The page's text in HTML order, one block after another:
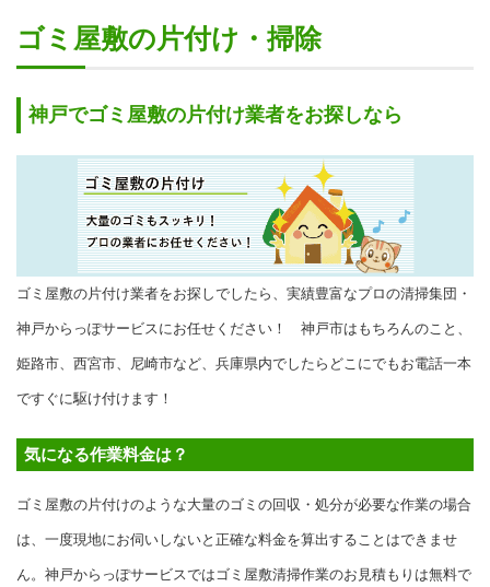
ゴミ屋敷の片付け・掃除
神戸でゴミ屋敷の片付け業者をお探しなら
ゴミ屋敷の片付け業者をお探しでしたら、実績豊富なプロの清掃集団・
神戸からっぽサービスにお任せください！ 神戸市はもちろんのこと、
姫路市、西宮市、尼崎市など、兵庫県内でしたらどこにでもお電話一本
ですぐに駆け付けます！
気になる作業料金は？
ゴミ屋敷の片付けのような大量のゴミの回収・処分が必要な作業の場合
は、一度現地にお伺いしないと正確な料金を算出することはできませ
ん。神戸からっぽサービスではゴミ屋敷清掃作業のお見積もりは無料で